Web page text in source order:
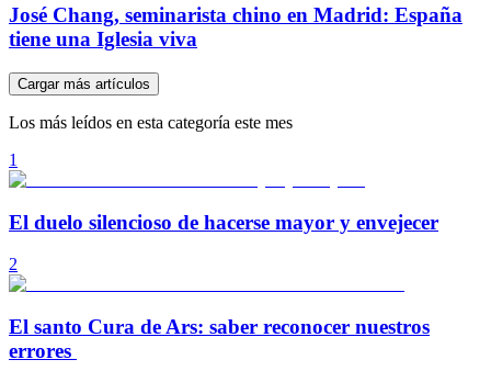
José Chang, seminarista chino en Madrid: España
tiene una Iglesia viva
Cargar más artículos
Los más leídos en esta categoría este mes
1
El duelo silencioso de hacerse mayor y envejecer
2
El santo Cura de Ars: saber reconocer nuestros
errores